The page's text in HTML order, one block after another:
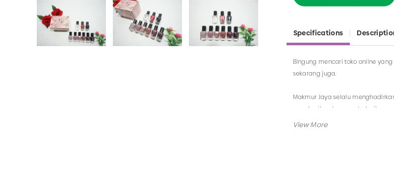
Specifications
Bingung mencari toko online
sekarang juga.
Makmur Jaya selalu
memberikan layanan terbaik.